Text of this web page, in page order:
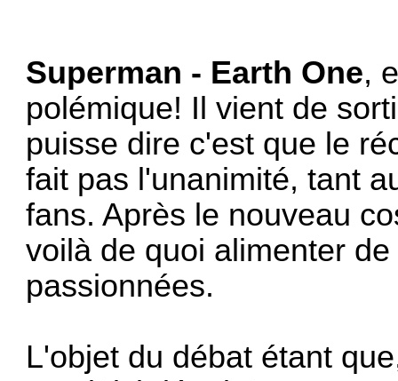
Superman - Earth One,
polémique! Il vient de
puisse dire c'est que le
fait pas l'unanimité, tant
fans. Après le nouveau
voilà de quoi alimenter
passionnées.
L'objet du débat étant